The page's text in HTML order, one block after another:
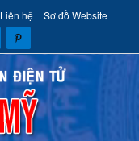
Liên hệ Sơ đồ Website